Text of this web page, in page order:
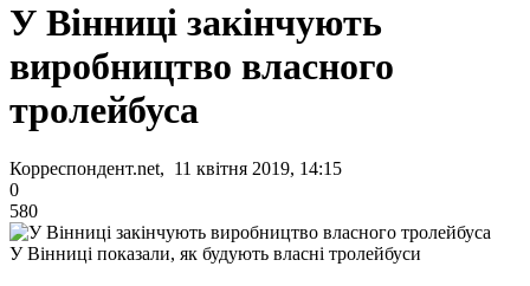
У Вінниці закінчують
виробництво власного
тролейбуса
Корреспондент.net, 11 квітня 2019, 14:15
0
580
У Вінниці показали, як будують власні тролейбуси